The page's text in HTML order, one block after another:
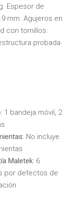
Espesor de
mm. Agujeros en
con tornillos.
probada
: 1 bandeja móvil, 2
: No incluye
Maletek: 6
por defectos de